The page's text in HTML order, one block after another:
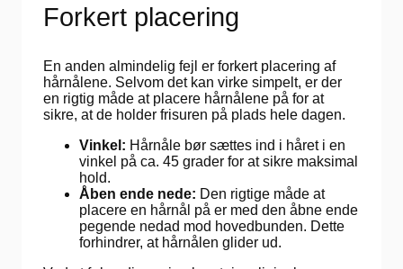
Forkert placering
En anden almindelig fejl er forkert placering af
hårnålene. Selvom det kan virke simpelt, er der
en rigtig måde at placere hårnålene på for at
sikre, at de holder frisuren på plads hele dagen.
Vinkel: Hårnåle bør sættes ind i håret i en
vinkel på ca. 45 grader for at sikre maksimal
hold.
Åben ende nede: Den rigtige måde at
placere en hårnål på er med den åbne ende
pegende nedad mod hovedbunden. Dette
forhindrer, at hårnålen glider ud.